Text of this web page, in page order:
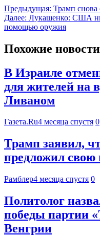
Предыдущая: Трамп снова
Далее: Лукашенко: США
помощью оружия
Похожие новости
В Израиле
для жителей на
Ливаном
Газета.Ru4 месяца спустя 0
Трамп заявил,
предложил
Рамблер4 месяца спустя 0
Политолог
победы партии
Венгрии